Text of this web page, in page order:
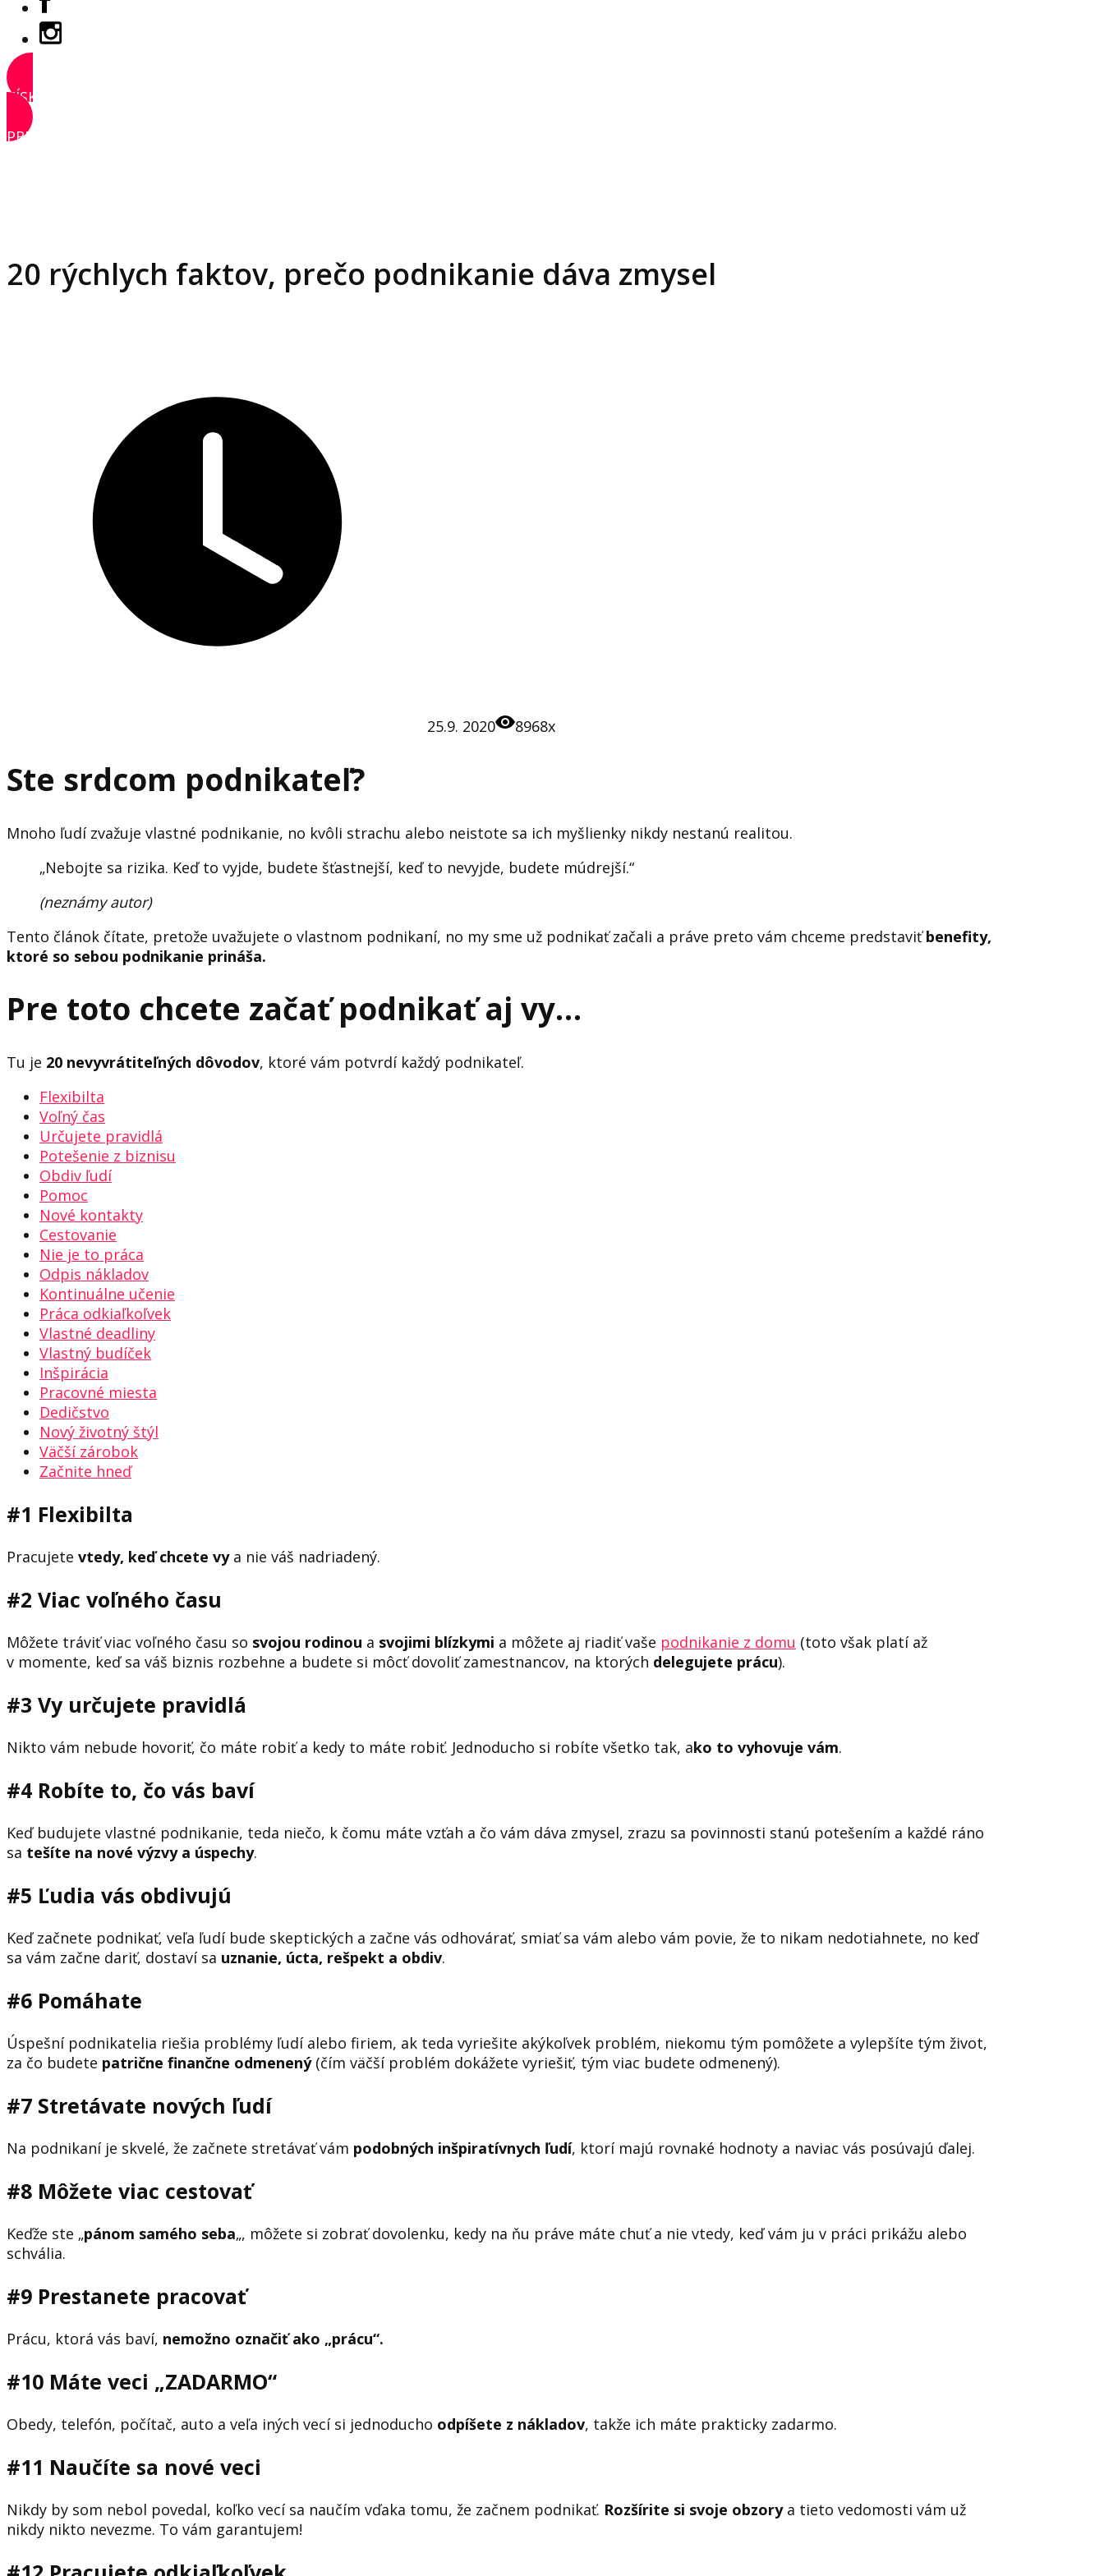
ZÍSKAŤ PRÍSTUP
PRIHLÁSIŤ SA
20 rýchlych faktov, prečo podnikanie dáva zmysel
25.9. 2020 8968x
Ste srdcom podnikateľ?
Mnoho ľudí zvažuje vlastné podnikanie, no kvôli strachu alebo neistote sa ich myšlienky nikdy nestanú realitou.
„Nebojte sa rizika. Keď to vyjde, budete šťastnejší, keď to nevyjde, budete múdrejší.“
(neznámy autor)
Tento článok čítate, pretože uvažujete o vlastnom podnikaní, no my sme už podnikať začali a práve preto vám chceme predstaviťbenefity,
ktoré so sebou podnikanie prináša.
Pre toto chcete začať podnikať aj vy…
Tu je 20 nevyvrátiteľných dôvodov, ktoré vám potvrdí každý podnikateľ.
Flexibilta
Voľný čas
Určujete pravidlá
Potešenie z biznisu
Obdiv ľudí
Pomoc
Nové kontakty
Cestovanie
Nie je to práca
Odpis nákladov
Kontinuálne učenie
Práca odkiaľkoľvek
Vlastné deadliny
Vlastný budíček
Inšpirácia
Pracovné miesta
Dedičstvo
Nový životný štýl
Väčší zárobok
Začnite hneď
#1 Flexibilta
Pracujete vtedy, keď chcete vya nie váš nadriadený.
#2 Viac voľného času
Môžete tráviť viac voľného času so svojou rodinou a svojimi blízkymi a môžete aj riadiť vaše podnikanie z domu (toto však platí až
v momente, keď sa váš biznis rozbehne a budete si môcť dovoliť zamestnancov, na ktorých delegujete prácu).
#3 Vy určujete pravidlá
Nikto vám nebude hovoriť, čo máte robiť a kedy to máte robiť. Jednoducho si robíte všetko tak, ako to vyhovuje vám.
#4 Robíte to, čo vás baví
Keď budujete vlastné podnikanie, teda niečo, k čomu máte vzťah a čo vám dáva zmysel, zrazu sa povinnosti stanú potešením a každé ráno
sa tešíte na nové výzvy a úspechy.
#5 Ľudia vás obdivujú
Keď začnete podnikať, veľa ľudí bude skeptických a začne vás odhovárať, smiať sa vám alebo vám povie, že to nikam nedotiahnete, no keď
sa vám začne dariť, dostaví sa uznanie, úcta, rešpekt a obdiv.
#6 Pomáhate
Úspešní podnikatelia riešia problémy ľudí alebo firiem, ak teda vyriešite akýkoľvek problém, niekomu tým pomôžete a vylepšíte tým život,
za čo budete patrične finančne odmenený(čím väčší problém dokážete vyriešiť, tým viac budete odmenený).
#7 Stretávate nových ľudí
Na podnikaní je skvelé, že začnete stretávať vám podobných inšpiratívnych ľudí, ktorí majú rovnaké hodnoty a naviac vás posúvajú ďalej.
#8 Môžete viac cestovať
Keďže ste „pánom samého seba„, môžete si zobrať dovolenku, kedy na ňu práve máte chuť a nie vtedy, keď vám ju v práci prikážu alebo
schvália.
#9 Prestanete pracovať
Prácu, ktorá vás baví, nemožno označiť ako „prácu“.
#10 Máte veci „ZADARMO“
Obedy, telefón, počítač, auto a veľa iných vecí si jednoducho odpíšete z nákladov, takže ich máte prakticky zadarmo.
#11 Naučíte sa nové veci
Nikdy by som nebol povedal, koľko vecí sa naučím vďaka tomu, že začnem podnikať. Rozšírite si svoje obzorya tieto vedomosti vám už
nikdy nikto nevezme. To vám garantujem!